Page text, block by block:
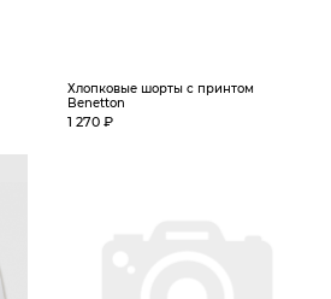
Хлопковые шорты с принтом
Benetton
1 270 ₽